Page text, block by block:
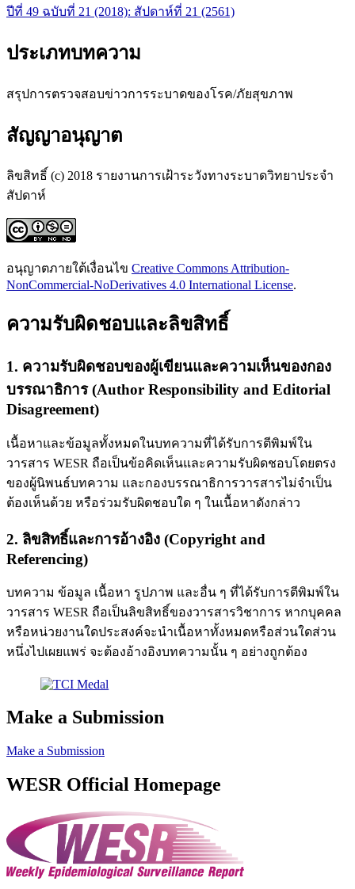
ปีที่ 49 ฉบับที่ 21 (2018): สัปดาห์ที่ 21 (2561)
ประเภทบทความ
สรุปการตรวจสอบข่าวการระบาดของโรค/ภัยสุขภาพ
สัญญาอนุญาต
ลิขสิทธิ์ (c) 2018 รายงานการเฝ้าระวังทางระบาดวิทยาประจำ
สัปดาห์
อนุญาตภายใต้เงื่อนไข Creative Commons Attribution-
NonCommercial-NoDerivatives 4.0 International License.
ความรับผิดชอบและลิขสิทธิ์
1. ความรับผิดชอบของผู้เขียนและความเห็นของกอง
บรรณาธิการ (Author Responsibility and Editorial
Disagreement)
เนื้อหาและข้อมูลทั้งหมดในบทความที่ได้รับการตีพิมพ์ใน
วารสาร WESR ถือเป็นข้อคิดเห็นและความรับผิดชอบโดยตรง
ของผู้นิพนธ์บทความ และกองบรรณาธิการวารสารไม่จำเป็น
ต้องเห็นด้วย หรือร่วมรับผิดชอบใด ๆ ในเนื้อหาดังกล่าว
2. ลิขสิทธิ์และการอ้างอิง (Copyright and
Referencing)
บทความ ข้อมูล เนื้อหา รูปภาพ และอื่น ๆ ที่ได้รับการตีพิมพ์ใน
วารสาร WESR ถือเป็นลิขสิทธิ์ของวารสารวิชาการ หากบุคคล
หรือหน่วยงานใดประสงค์จะนำเนื้อหาทั้งหมดหรือส่วนใดส่วน
หนึ่งไปเผยแพร่ จะต้องอ้างอิงบทความนั้น ๆ อย่างถูกต้อง
Make a Submission
Make a Submission
WESR Official Homepage